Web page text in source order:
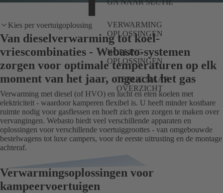
GA NAAR SECTIE
VERWARMING
OPLOSSINGEN
KOELING
OPLOSSINGEN
TERUG NAAR
OVERZICHT
Kies per voertuigoplossing
Van dieselverwarming tot koel-
vriescombinaties - Webasto-systemen
zorgen voor optimale temperaturen op elk
moment van het jaar, ongeacht het gas
Verwarming met diesel (of HVO) en lucht en eten koelen met
elektriciteit - waardoor kamperen flexibel is. U heeft minder kostbare
ruimte nodig voor gasflessen en hoeft zich geen zorgen te maken over
vervangingen. Webasto biedt veel verschillende apparaten en
oplossingen voor verschillende voertuiggroottes - van omgebouwde
bestelwagens tot luxe campers, voor de eerste uitrusting en de montage
achteraf.
Verwarmingsoplossingen voor
kampeervoertuigen